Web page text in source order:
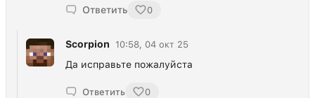
Ответить 0
Scorpion 10:58, 04 окт 25
Да исправьте пожалуйста
Ответить 0